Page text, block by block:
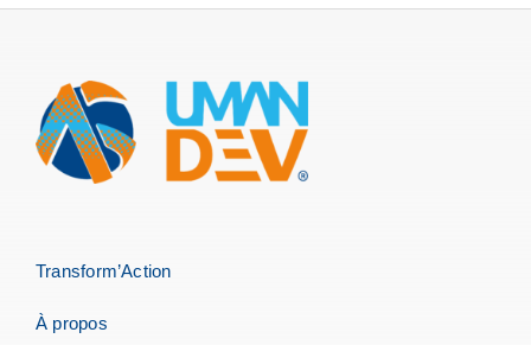
Transform’Action
À propos